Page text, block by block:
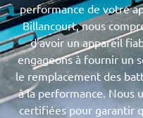
performance de votre
Billancourt, nous
d’avoir un appareil
engageons à fournir un
le remplacement des
à la performance. Nous
certifiées pour garantir